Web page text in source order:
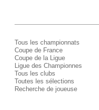
Tous les championnats
Coupe de France
Coupe de la Ligue
Ligue des Championnes
Tous les clubs
Toutes les sélections
Recherche de joueuse